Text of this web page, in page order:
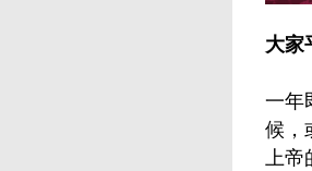
大家
一年
候，
上帝